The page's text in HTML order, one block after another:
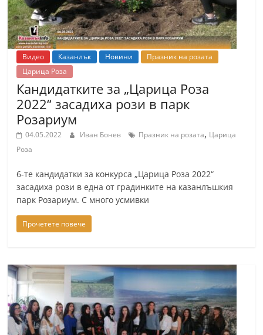
Видео Казанлък Новини
Празник на розата
Царица Роза
Кандидатките за „Царица Роза
2022“ засадиха рози в парк
Розариум
04.05.2022 Иван Бонев Празник на розата, Царица
Роза
6-те кандидатки за конкурса „Царица Роза 2022“
засадиха рози в една от градинките на казанлъшкия
парк Розариум. С много усмивки
Прочетете повече